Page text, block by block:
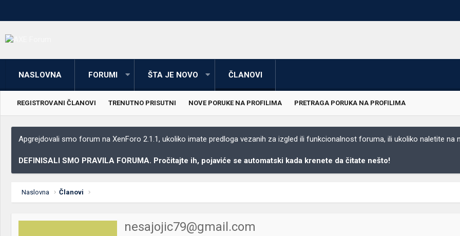
NASLOVNA FORUMI ŠTA JE NOVO ČLANOVI
REGISTROVANI ČLANOVI TRENUTNO PRISUTNI NOVE PORUKE NA PROFILIMA PRETRAGA PORUKA NA PROFILIMA
Apgrejdovali smo forum na XenForo 2.1.1, ukoliko imate predloga vezanih za izgled ili funkcionalnost foruma, ili ukoliko naletite na
DEFINISALI SMO PRAVILA FORUMA. Pročitajte ih, pojaviće se automatski kada krenete da čitate nešto!
Naslovna Članovi
nesajojic79@gmail.com